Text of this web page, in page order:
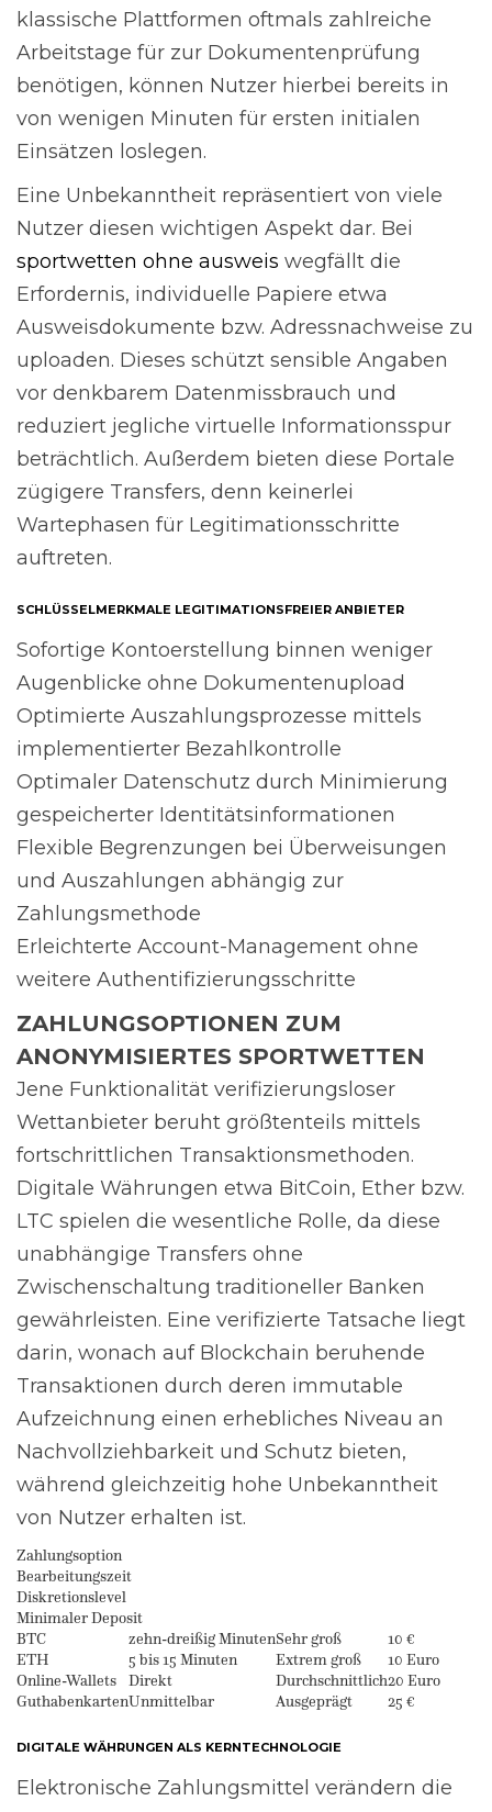
klassische Plattformen oftmals zahlreiche
Arbeitstage für zur Dokumentenprüfung
benötigen, können Nutzer hierbei bereits in
von wenigen Minuten für ersten initialen
Einsätzen loslegen.
Eine Unbekanntheit repräsentiert von viele
Nutzer diesen wichtigen Aspekt dar. Bei
sportwetten ohne ausweis wegfällt die
Erfordernis, individuelle Papiere etwa
Ausweisdokumente bzw. Adressnachweise zu
uploaden. Dieses schützt sensible Angaben
vor denkbarem Datenmissbrauch und
reduziert jegliche virtuelle Informationsspur
beträchtlich. Außerdem bieten diese Portale
zügigere Transfers, denn keinerlei
Wartephasen für Legitimationsschritte
auftreten.
SCHLÜSSELMERKMALE LEGITIMATIONSFREIER ANBIETER
Sofortige Kontoerstellung binnen weniger
Augenblicke ohne Dokumentenupload
Optimierte Auszahlungsprozesse mittels
implementierter Bezahlkontrolle
Optimaler Datenschutz durch Minimierung
gespeicherter Identitätsinformationen
Flexible Begrenzungen bei Überweisungen
und Auszahlungen abhängig zur
Zahlungsmethode
Erleichterte Account-Management ohne
weitere Authentifizierungsschritte
ZAHLUNGSOPTIONEN ZUM
ANONYMISIERTES SPORTWETTEN
Jene Funktionalität verifizierungsloser
Wettanbieter beruht größtenteils mittels
fortschrittlichen Transaktionsmethoden.
Digitale Währungen etwa BitCoin, Ether bzw.
LTC spielen die wesentliche Rolle, da diese
unabhängige Transfers ohne
Zwischenschaltung traditioneller Banken
gewährleisten. Eine verifizierte Tatsache liegt
darin, wonach auf Blockchain beruhende
Transaktionen durch deren immutable
Aufzeichnung einen erhebliches Niveau an
Nachvollziehbarkeit und Schutz bieten,
während gleichzeitig hohe Unbekanntheit
von Nutzer erhalten ist.
Zahlungsoption
Bearbeitungszeit
Diskretionslevel
Minimaler Deposit
BTC
zehn-dreißig MinutenSehr groß
10 €
ETH
5 bis 15 Minuten Extrem groß
10 Euro
Online-Wallets
Direkt Durchschnittlich20 Euro
GuthabenkartenUnmittelbar Ausgeprägt 25 €
DIGITALE WÄHRUNGEN ALS KERNTECHNOLOGIE
Elektronische Zahlungsmittel verändern die